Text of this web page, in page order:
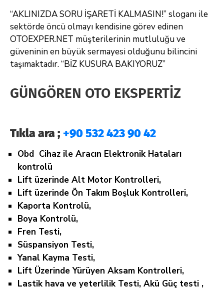
“AKLINIZDA SORU İŞARETİ KALMASIN!” sloganı ile
sektörde öncü olmayı kendisine görev edinen
OTOEXPER.NET müşterilerinin mutluluğu ve
güveninin en büyük sermayesi olduğunu bilincini
taşımaktadır. “BİZ KUSURA BAKIYORUZ”
GÜNGÖREN OTO EKSPERTİZ
Tıkla ara ; +90 532 423 90 42
Obd Cihaz ile Aracın Elektronik Hataları
kontrolü
Lift üzerinde Alt Motor Kontrolleri,
Lift üzerinde Ön Takım Boşluk Kontrolleri,
Kaporta Kontrolü,
Boya Kontrolü,
Fren Testi,
Süspansiyon Testi,
Yanal Kayma Testi,
Lift Üzerinde Yürüyen Aksam Kontrolleri,
Lastik hava ve yeterlilik Testi, Akü Güç testi ,